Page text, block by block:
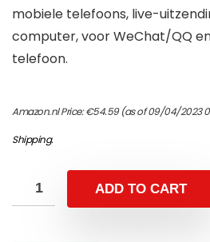
mobiele telefoons, live-
computer, voor WeChat/QQ
telefoon.
Amazon.nl Price:€54.59(as of 09/04/2023
Shipping.
ADD TO CART